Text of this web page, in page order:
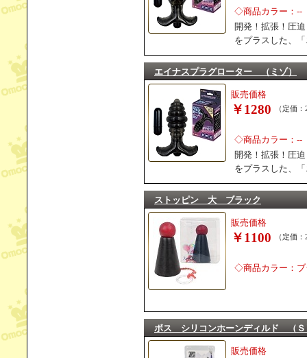
◇商品カラー：--
開発！拡張！圧
をプラスした、
エイナスプラグローター （ミゾ）
販売価格
￥1280 （定価
◇商品カラー：--
開発！拡張！圧
をプラスした、
ストッピン 大 ブラック
販売価格
￥1100 （定価
◇商品カラー：ブ
ボス シリコンホーンディルド （Ｓ
販売価格